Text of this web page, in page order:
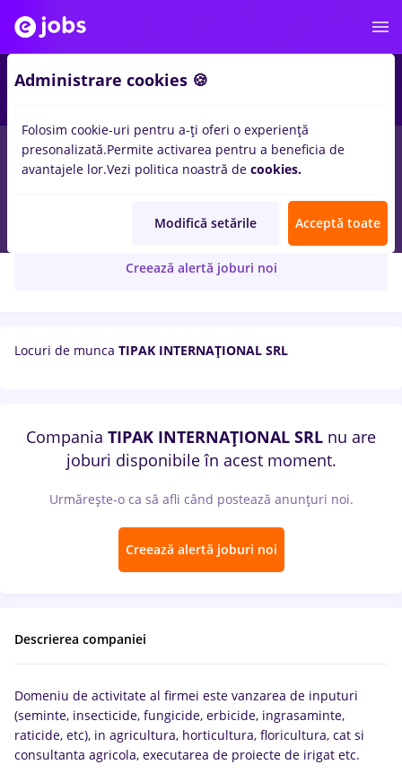
TIPAK INTERNAŢIONAL SRL
Creează alertă joburi noi
Locuri de munca TIPAK INTERNAŢIONAL SRL
Compania TIPAK INTERNAŢIONAL SRL nu are
joburi disponibile în acest moment.
Urmărește-o ca să afli când postează anunțuri noi.
Creează alertă joburi noi
Descrierea companiei
Domeniu de activitate al firmei este vanzarea de inputuri
(seminte, insecticide, fungicide, erbicide, ingrasaminte,
raticide, etc), in agricultura, horticultura, floricultura, cat si
consultanta agricola, executarea de proiecte de irigat etc.
Administrare cookies 🍪
Folosim cookie-uri pentru a-ți oferi o experiență
presonalizată.Permite activarea pentru a beneficia de
avantajele lor.Vezi politica noastră de cookies.
Modifică setările Acceptă toate